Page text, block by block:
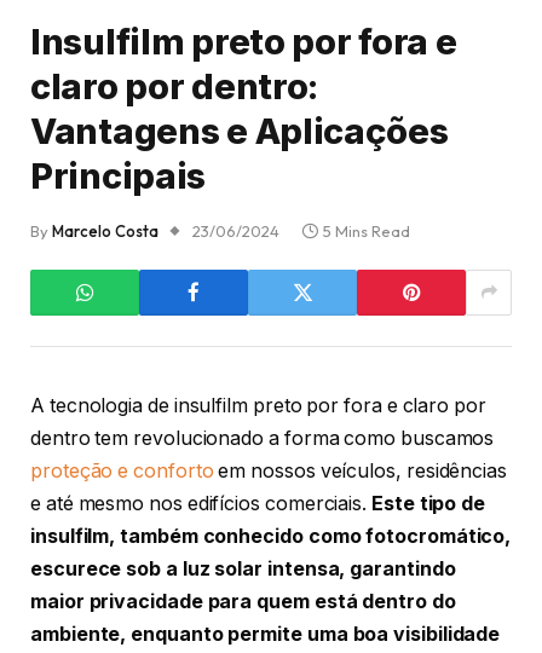
Insulfilm preto por fora e
claro por dentro:
Vantagens e Aplicações
Principais
ByMarcelo Costa 23/06/2024 5 Mins Read
A tecnologia de insulfilm preto por fora e claro por
dentro tem revolucionado a forma como buscamos
proteção e conforto em nossos veículos, residências
e até mesmo nos edifícios comerciais. Este tipo de
insulfilm, também conhecido como fotocromático,
escurece sob a luz solar intensa, garantindo
maior privacidade para quem está dentro do
ambiente, enquanto permite uma boa visibilidade